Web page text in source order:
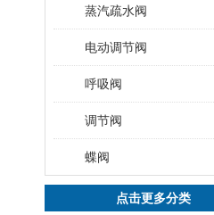
蒸汽疏水阀
电动调节阀
呼吸阀
调节阀
蝶阀
点击更多分类